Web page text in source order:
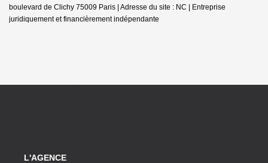
boulevard de Clichy 75009 Paris | Adresse du site : NC | Entreprise
juridiquement et financièrement indépendante
L'AGENCE